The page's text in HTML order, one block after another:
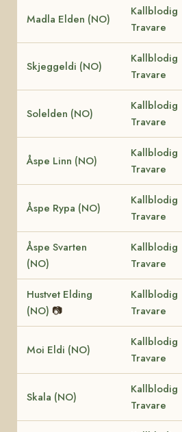
Madla Elden (NO)
Kallblodig
Travare
Skjeggeldi (NO)
Kallblodig
Travare
Solelden (NO)
Kallblodig
Travare
Åspe Linn (NO)
Kallblodig
Travare
Åspe Rypa (NO)
Kallblodig
Travare
Åspe Svarten
(NO)
Kallblodig
Travare
Hustvet Elding
(NO) 📷
Kallblodig
Travare
Moi Eldi (NO)
Kallblodig
Travare
Skala (NO)
Kallblodig
Travare